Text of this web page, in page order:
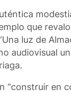
que
luz de
audiovisual
“construir en